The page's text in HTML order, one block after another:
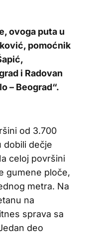
ovoga puta u
pomoćnik
i Radovan
– Beograd“.
od 3.700
dobili dečje
celoj površini
gumene ploče,
metra. Na
na
sprava sa
deo